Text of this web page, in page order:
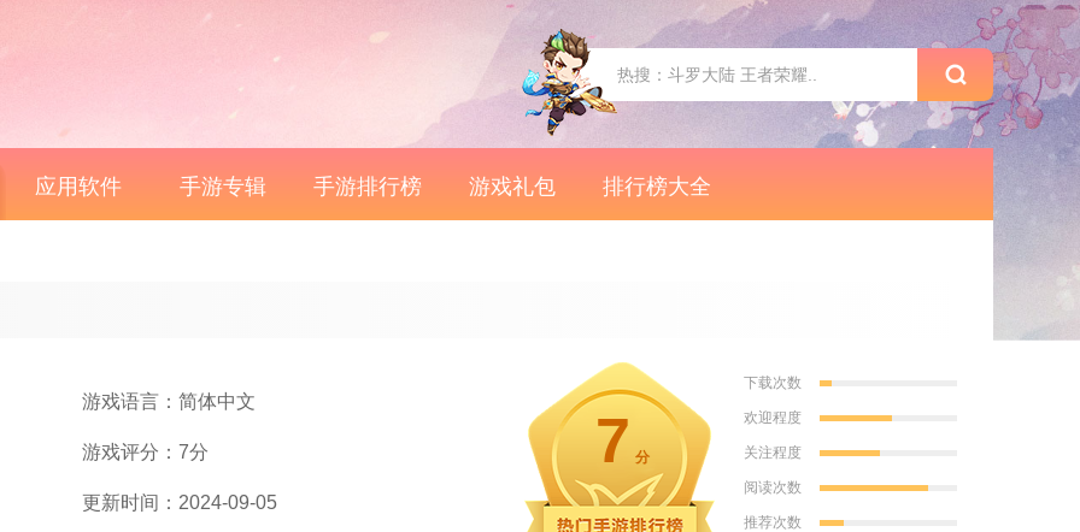
应用软件 手游专辑 手游排行榜 游戏礼包 排行榜大全
游戏语言：简体中文
游戏评分：7分
更新时间：2024-09-05
7 分
下载次数
欢迎程度
关注程度
阅读次数
推荐次数